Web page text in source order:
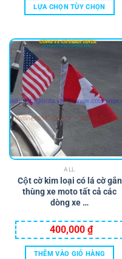
LỰA CHỌN TÙY CHỌN
này
nhiều
biến
thể.
thể
được
chọn
trên
sản
phẩm
ALL
Cột cờ kim loại có lá cờ gắn
thùng xe moto tất cả các
dòng xe …
400,000 ₫
THÊM VÀO GIỎ HÀNG